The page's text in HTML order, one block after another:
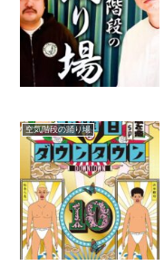
空気階段の踊り場